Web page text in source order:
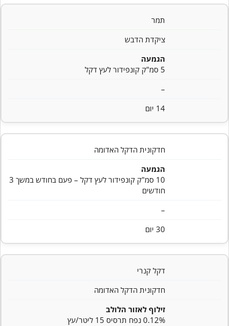
תמר
ציקדת הדבש
הגמעה
5 סמ"ק קונפידור לעץ דקל
–
14 יום
חדקונית הדקל האדומה
הגמעה
10 סמ"ק קונפידור לעץ דקל – פעם בחודש במשך 3
חודשים
–
30 יום
דקל קנרי
חדקונית הדקל האדומה
זילוף לאזור הלולב
0.12% נפח תרסיס 15 ליטר/עץ